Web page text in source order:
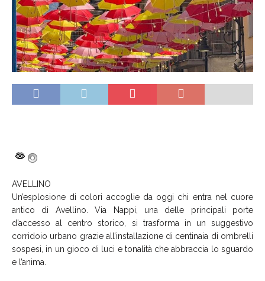
AVELLINO
Un’esplosione di colori accoglie da oggi chi entra nel cuore
antico di Avellino. Via Nappi, una delle principali porte
d’accesso al centro storico, si trasforma in un suggestivo
corridoio urbano grazie all’installazione di centinaia di ombrelli
sospesi, in un gioco di luci e tonalità che abbraccia lo sguardo
e l’anima.